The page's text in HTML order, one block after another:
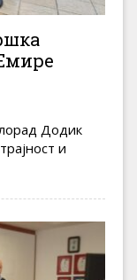
Додик
и